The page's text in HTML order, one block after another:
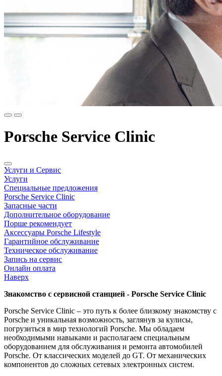
Porsche Service Clinic
Услуги и Сервис
Услуги
Специальные предложения
Porsche Service Clinic
Запасные части
Дополнительное оборудование
Порше рекомендует
Аксессуары Porsche Lifestyle
Гарантийное обслуживание
Техническое обслуживание
Запись на сервис
Онлайн оплата
Наверх
Знакомство с сервисной станцией - Porsche Service Clinic
Porsche Service Clinic – это путь к более близкому знакомству с
Porsche и уникальная возможность, заглянув за кулисы,
погрузиться в мир технологий Porsche. Мы обладаем
необходимыми навыками и располагаем специальным
оборудованием для обслуживания и ремонта автомобилей
Porsche. От классических моделей до GT. От механических
компонентов до сложных сетевых электронных систем.